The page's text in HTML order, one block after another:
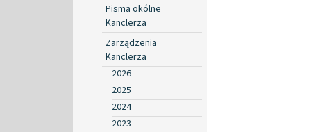
Pisma okólne
Kanclerza
Zarządzenia
Kanclerza
2026
2025
2024
2023